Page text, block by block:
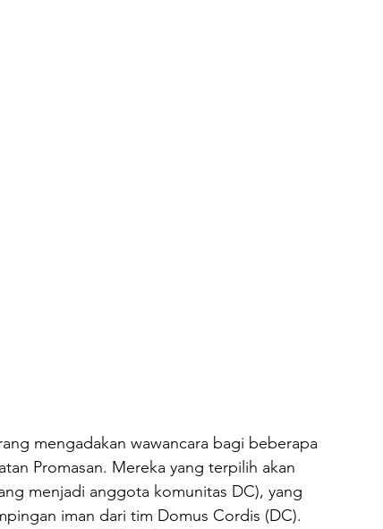
mengadakan wawancara bagi beberapa
Promasan. Mereka yang terpilih akan
menjadi anggota komunitas DC), yang
iman dari tim Domus Cordis (DC).